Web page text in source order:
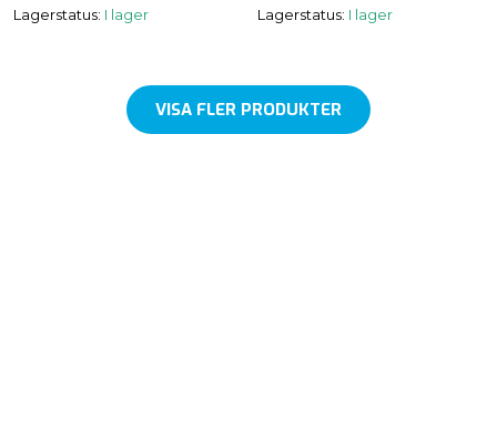
Lagerstatus: I lager
Lagerstatus: I lager
VISA FLER PRODUKTER